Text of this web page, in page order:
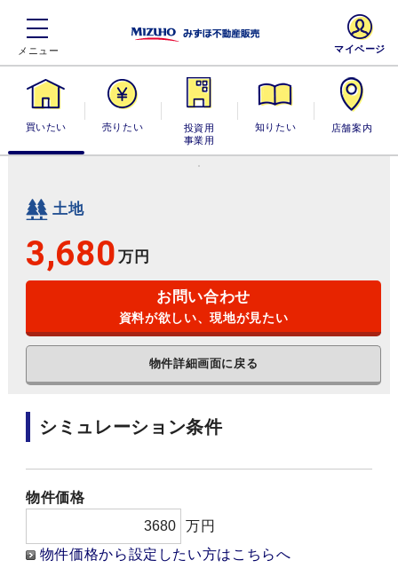
買いたい 売りたい
投資用・事業
用
知りたい 店舗案内
マイページ
土地
3,680 万円
お問い合わせ
資料が欲しい、現地が見たい
物件詳細画面に戻る
シミュレーション条件
物件価格
万円
物件価格から設定したい方はこちらへ